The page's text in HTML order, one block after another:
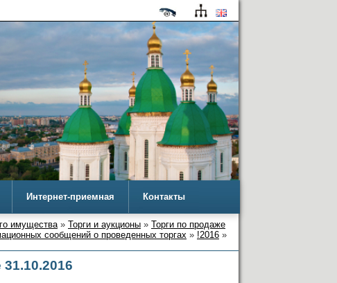
Интернет-приемная Контакты
имущества» Торги и аукционы » Торги по продаже
сообщений о проведенных торгах » !2016 »